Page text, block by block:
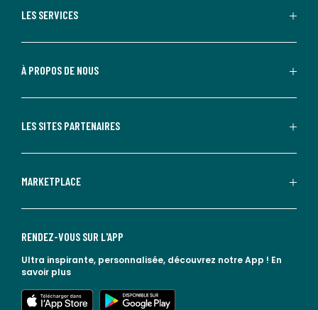
LES SERVICES
À PROPOS DE NOUS
LES SITES PARTENAIRES
MARKETPLACE
RENDEZ-VOUS SUR L'APP
Ultra inspirante, personnalisée, découvrez notre App ! En
savoir plus
lien vers l'app store
lien vers google play